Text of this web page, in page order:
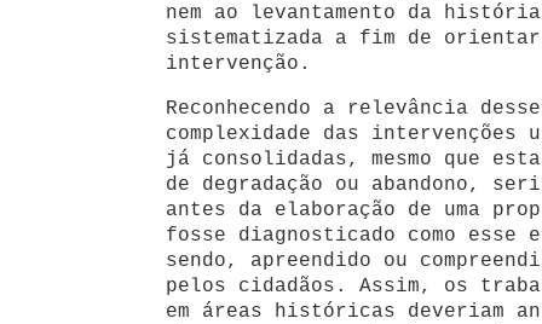
nem ao levantamento da
sistematizada a fim de orientar
intervenção.
Reconhecendo a relevância
complexidade das intervenções
já consolidadas, mesmo que
de degradação ou abandono,
antes da elaboração de uma
fosse diagnosticado como esse
sendo, apreendido ou
pelos cidadãos. Assim, os
em áreas históricas deveriam